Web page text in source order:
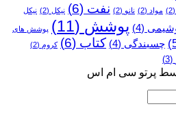
(2) مواد (2) نانو (2) نفت (6) نیکل (2) نیکل
(4) پوشش (11)
پوشش­ های
چسبندگی (4) کتاب (6) کروم (2)
(3)
پرتو سی ام اس